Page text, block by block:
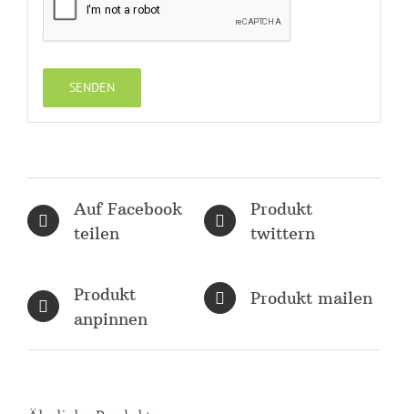
Auf Facebook
teilen
Produkt
twittern
Produkt
anpinnen
Produkt mailen